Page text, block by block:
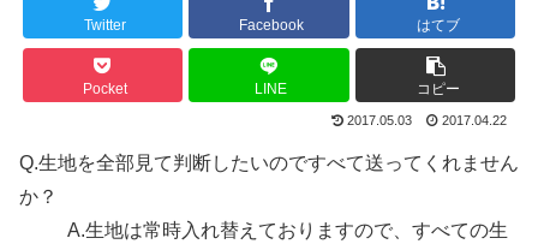
Twitter Facebook はてブ
Pocket LINE コピー
2017.05.03 2017.04.22
Q.生地を全部見て判断したいのですべて送ってくれません
か？
A.生地は常時入れ替えておりますので、すべての生